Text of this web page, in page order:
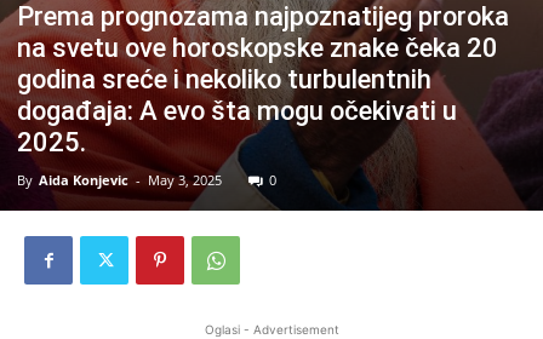
Prema prognozama najpoznatijeg proroka
na svetu ove horoskopske znake čeka 20
godina sreće i nekoliko turbulentnih
događaja: A evo šta mogu očekivati u
2025.
By Aida Konjevic - May 3, 2025 0
Oglasi - Advertisement